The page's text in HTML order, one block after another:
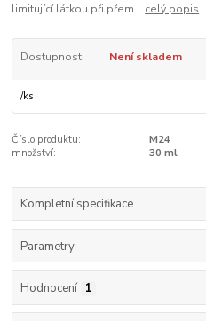
limitující látkou při přem... celý popis
Dostupnost Není skladem
/ks
Číslo produktu:
M24
množství:
30 ml
Kompletní specifikace
Parametry
Hodnocení 1